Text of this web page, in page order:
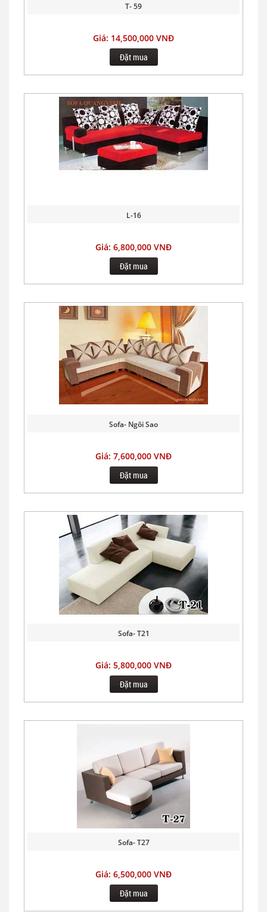
T- 59
Giá: 14,500,000 VNĐ
Đặt mua
L-16
Giá: 6,800,000 VNĐ
Đặt mua
Sofa- Ngôi Sao
Giá: 7,600,000 VNĐ
Đặt mua
Sofa- T21
Giá: 5,800,000 VNĐ
Đặt mua
Sofa- T27
Giá: 6,500,000 VNĐ
Đặt mua